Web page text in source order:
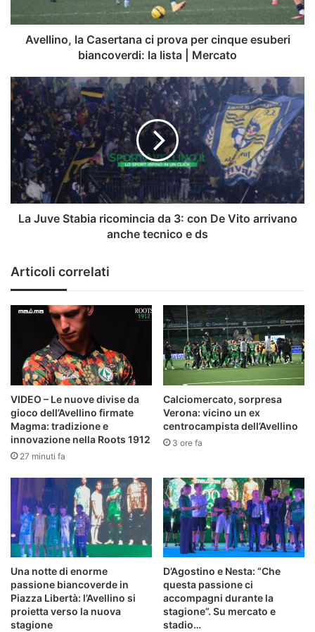
biancoverdi:
Mercato
Avellino, la Casertana ci prova per cinque esuberi
biancoverdi: la lista | Mercato
La
Juve
Stabia
ricomincia
3:
con
De
Vito
arrivano
ds
La Juve Stabia ricomincia da 3: con De Vito arrivano
anche tecnico e ds
Articoli correlati
VIDEO – Le nuove divise da
gioco dell’Avellino firmate
Magma: tradizione e
innovazione nella Roots 1912
27 minuti fa
Calciomercato, sorpresa
Verona: vicino un ex
centrocampista dell’Avellino
3 ore fa
Una notte di enorme
passione biancoverde in
Piazza Libertà: l’Avellino si
proietta verso la nuova
stagione
D’Agostino e Nesta: “Che
questa passione ci
accompagni durante la
stagione”. Su mercato e
stadio…